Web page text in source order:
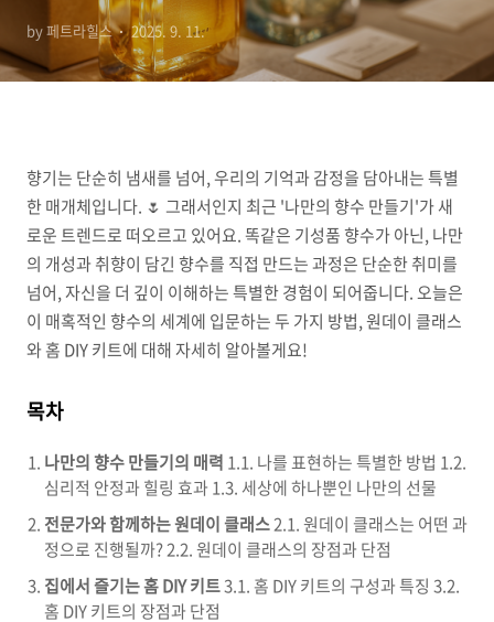
by 페트라힐스 2025. 9. 11.
향기는 단순히 냄새를 넘어, 우리의 기억과 감정을 담아내는 특별
한 매개체입니다. 🌷 그래서인지 최근 '나만의 향수 만들기'가 새
로운 트렌드로 떠오르고 있어요. 똑같은 기성품 향수가 아닌, 나만
의 개성과 취향이 담긴 향수를 직접 만드는 과정은 단순한 취미를
넘어, 자신을 더 깊이 이해하는 특별한 경험이 되어줍니다. 오늘은
이 매혹적인 향수의 세계에 입문하는 두 가지 방법, 원데이 클래스
와 홈 DIY 키트에 대해 자세히 알아볼게요!
목차
나만의 향수 만들기의 매력 1.1. 나를 표현하는 특별한 방법 1.2.
심리적 안정과 힐링 효과 1.3. 세상에 하나뿐인 나만의 선물
전문가와 함께하는 원데이 클래스2.1. 원데이 클래스는 어떤 과
정으로 진행될까? 2.2. 원데이 클래스의 장점과 단점
집에서 즐기는 홈 DIY 키트3.1. 홈 DIY 키트의 구성과 특징 3.2.
홈 DIY 키트의 장점과 단점